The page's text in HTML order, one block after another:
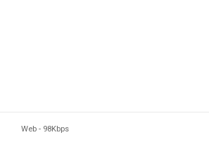
Web - 98Kbps